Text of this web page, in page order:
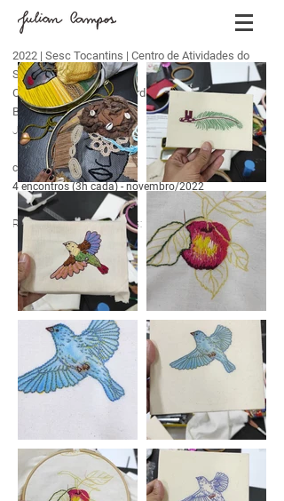
2022 | Sesc Tocantins | Centro de Atividades do
Sesc Palmas
Oficina Introdução ao Bordado Livre: Quadrinhos
Bordados
Julian Campos
curso presencial
4 encontros (3h cada) - novembro/2022
Registros dos encontros: